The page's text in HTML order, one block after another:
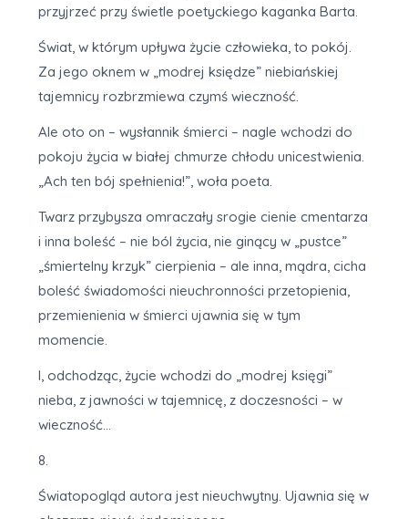
przyjrzeć przy świetle poetyckiego kaganka Barta.
Świat, w którym upływa życie człowieka, to pokój.
Za jego oknem w „modrej księdze” niebiańskiej
tajemnicy rozbrzmiewa czymś wieczność.
Ale oto on – wysłannik śmierci – nagle wchodzi do
pokoju życia w białej chmurze chłodu unicestwienia.
„Ach ten bój spełnienia!”, woła poeta.
Twarz przybysza omraczały srogie cienie cmentarza
i inna boleść – nie ból życia, nie ginący w „pustce”
„śmiertelny krzyk” cierpienia – ale inna, mądra, cicha
boleść świadomości nieuchronności przetopienia,
przemienienia w śmierci ujawnia się w tym
momencie.
I, odchodząc, życie wchodzi do „modrej księgi”
nieba, z jawności w tajemnicę, z doczesności – w
wieczność…
8.
Światopogląd autora jest nieuchwytny. Ujawnia się w